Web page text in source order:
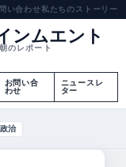
い合わせ私たちのストーリー
ンムエント
のレポート
お問い合
わせ
ニュースレ
ター
政治